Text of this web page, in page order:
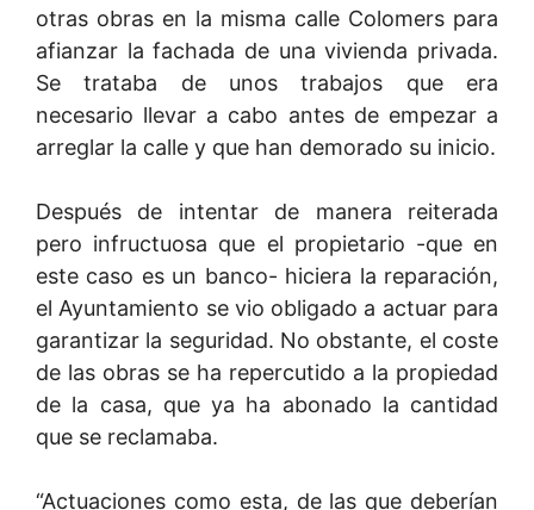
otras obras en la misma calle Colomers para
afianzar la fachada de una vivienda privada.
Se trataba de unos trabajos que era
necesario llevar a cabo antes de empezar a
arreglar la calle y que han demorado su inicio.
Después de intentar de manera reiterada
pero infructuosa que el propietario -que en
este caso es un banco- hiciera la reparación,
el Ayuntamiento se vio obligado a actuar para
garantizar la seguridad. No obstante, el coste
de las obras se ha repercutido a la propiedad
de la casa, que ya ha abonado la cantidad
que se reclamaba.
“Actuaciones como esta, de las que deberían